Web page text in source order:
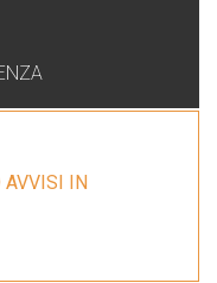
AVVISI IN